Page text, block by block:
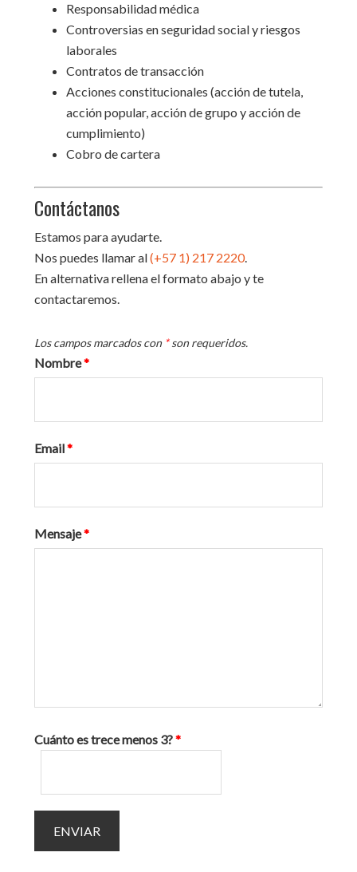
Responsabilidad médica
Controversias en seguridad social y riesgos
laborales
Contratos de transacción
Acciones constitucionales (acción de tutela,
acción popular, acción de grupo y acción de
cumplimiento)
Cobro de cartera
Contáctanos
Estamos para ayudarte.
Nos puedes llamar al(+57 1) 217 2220.
En alternativa rellena el formato abajo y te
contactaremos.
Los campos marcados con *son requeridos.
Nombre*
Email*
Mensaje*
Cuánto es trece menos 3?*